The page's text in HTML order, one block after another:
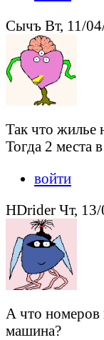
Сычъ Вт, 11/
Так что жилье
Тогда 2 места
войти
HDrider Чт,
А что номеров
машина?